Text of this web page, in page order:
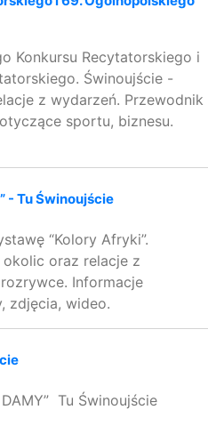
Konkursu Recytatorskiego i
Świnoujście -
z wydarzeń. Przewodnik
sportu, biznesu.
- Tu Świnoujście
“Kolory Afryki”.
oraz relacje z
Informacje
zdjęcia, wideo.
Tu Świnoujście